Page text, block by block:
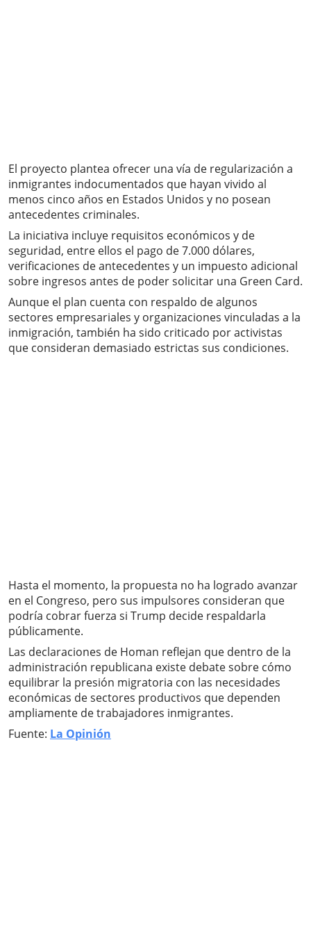
El proyecto plantea ofrecer una vía de regularización a
inmigrantes indocumentados que hayan vivido al
menos cinco años en Estados Unidos y no posean
antecedentes criminales.
La iniciativa incluye requisitos económicos y de
seguridad, entre ellos el pago de 7.000 dólares,
verificaciones de antecedentes y un impuesto adicional
sobre ingresos antes de poder solicitar una Green Card.
Aunque el plan cuenta con respaldo de algunos
sectores empresariales y organizaciones vinculadas a la
inmigración, también ha sido criticado por activistas
que consideran demasiado estrictas sus condiciones.
Hasta el momento, la propuesta no ha logrado avanzar
en el Congreso, pero sus impulsores consideran que
podría cobrar fuerza si Trump decide respaldarla
públicamente.
Las declaraciones de Homan reflejan que dentro de la
administración republicana existe debate sobre cómo
equilibrar la presión migratoria con las necesidades
económicas de sectores productivos que dependen
ampliamente de trabajadores inmigrantes.
Fuente: La Opinión